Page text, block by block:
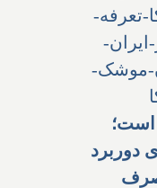
است؛
دوربرد
صرف